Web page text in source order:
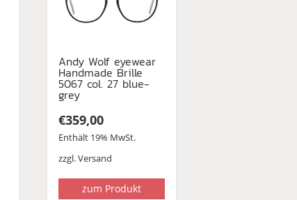
Andy Wolf eyewear
Handmade Brille
5067 col. 27 blue-
grey
€359,00
Enthält 19% MwSt.
zzgl.Versand
zum Produkt